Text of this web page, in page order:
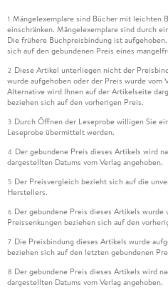
1 Mängelexemplare sind Bücher mit leichten
einschränken. Mängelexemplare sind durch
Die frühere Buchpreisbindung ist
sich auf den gebundenen Preis eines
2 Diese Artikel unterliegen nicht der
wurde aufgehoben oder der Preis wurde
Alternative wird Ihnen auf der Artikelseite
beziehen sich auf den vorherigen Preis.
3 Durch Öffnen der Leseprobe willigen Sie
Leseprobe übermittelt werden.
4 Der gebundene Preis dieses Artikels wird
dargestellten Datums vom Verlag angehoben.
5 Der Preisvergleich bezieht sich auf die
Herstellers.
6 Der gebundene Preis dieses Artikels wurde
Preissenkungen beziehen sich auf den
7 Die Preisbindung dieses Artikels wurde
beziehen sich auf den letzten gebundenen
8 Der gebundene Preis dieses Artikels wird
dargestellten Datums vom Verlag angehoben.